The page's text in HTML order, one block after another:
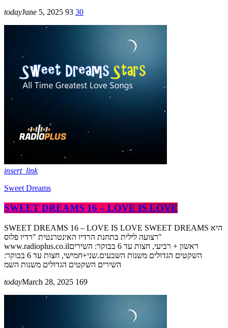
todayJune 5, 2025 93 30
insert_link
Sweet Dreams
SWEET DREAMS 16 – LOVE IS LOVE
SWEET DREAMS 16 – LOVE IS LOVE SWEET DREAMS היא
רצועה לילית בתחנת הרדיו האינטרנטית "רדיו פלוס"
www.radioplus.co.ilראשון + רביעי, חצות עד 6 בבוקר: השירים
השקטים הגדולים משנות השבעים.שני+חמישי, חצות עד 6 בבוקר:
השירים השקטים הגדולים משנות השמ
todayMarch 28, 2025 169